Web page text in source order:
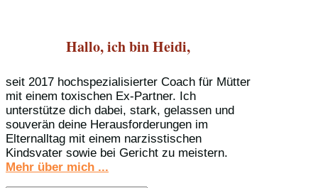
Hallo, ich bin Heidi,
seit 2017 hochspezialisierter Coach für Mütter
mit einem toxischen Ex-Partner. Ich
unterstütze dich dabei, stark, gelassen und
souverän deine Herausforderungen im
Elternalltag mit einem narzisstischen
Kindsvater sowie bei Gericht zu meistern.
Mehr über mich ...